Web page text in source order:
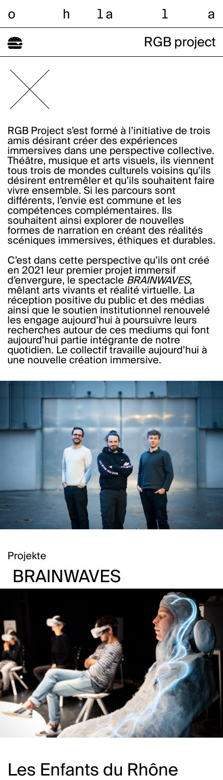
o h l a l a
RGB project
RGB Project s’est formé à l’initiative de trois
amis désirant créer des expériences
immersives dans une perspective collective.
Théâtre, musique et arts visuels, ils viennent
tous trois de mondes culturels voisins qu’ils
désirent entremêler et qu’ils souhaitent faire
vivre ensemble. Si les parcours sont
différents, l’envie est commune et les
compétences complémentaires. Ils
souhaitent ainsi explorer de nouvelles
formes de narration en créant des réalités
scéniques immersives, éthiques et durables.
C’est dans cette perspective qu’ils ont créé
en 2021 leur premier projet immersif
d’envergure, le spectacle BRAINWAVES,
mêlant arts vivants et réalité virtuelle. La
réception positive du public et des médias
ainsi que le soutien institutionnel renouvelé
les engage aujourd’hui à poursuivre leurs
recherches autour de ces mediums qui font
aujourd’hui partie intégrante de notre
quotidien. Le collectif travaille aujourd’hui à
une nouvelle création immersive.
Projekte
BRAINWAVES
Les Enfants du Rhône